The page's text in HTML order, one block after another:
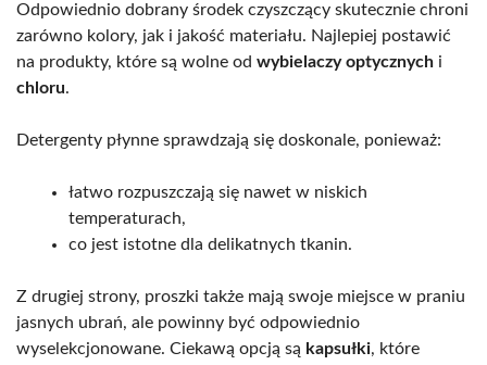
Odpowiednio dobrany środek czyszczący skutecznie chroni
zarówno kolory, jak i jakość materiału. Najlepiej postawić
na produkty, które są wolne od wybielaczy optycznych i
chloru.
Detergenty płynne sprawdzają się doskonale, ponieważ:
łatwo rozpuszczają się nawet w niskich
temperaturach,
co jest istotne dla delikatnych tkanin.
Z drugiej strony, proszki także mają swoje miejsce w praniu
jasnych ubrań, ale powinny być odpowiednio
wyselekcjonowane. Ciekawą opcją są kapsułki, które